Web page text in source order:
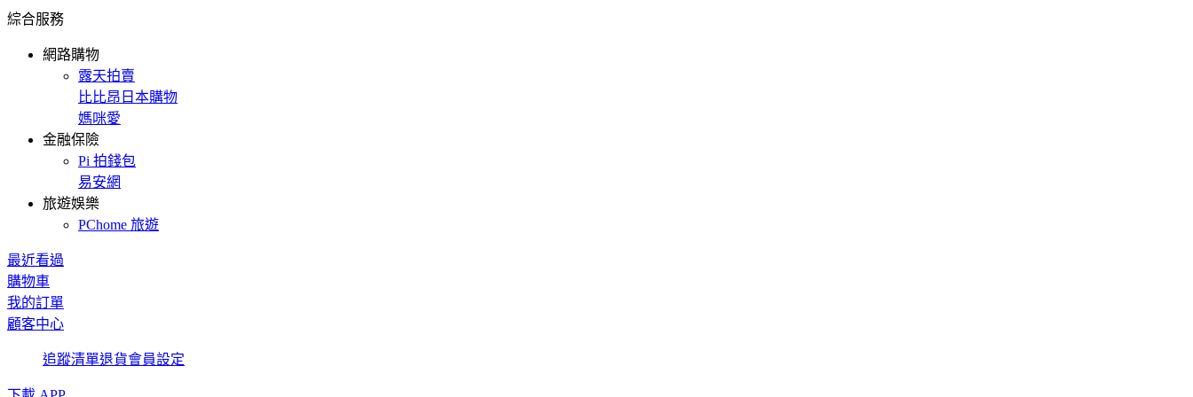
綜合服務
網路購物
露天拍賣
比比昂日本購物
媽咪愛
金融保險
Pi 拍錢包
易安網
旅遊娛樂
PChome 旅遊
最近看過
購物車
我的訂單
顧客中心
追蹤清單退貨會員設定